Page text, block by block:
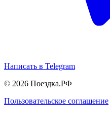
Написать в Telegram
© 2026 Поездка.РФ
Пользовательское соглашение